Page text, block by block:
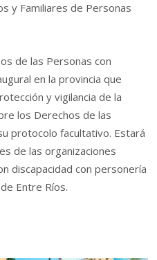
y Familiares de Personas
de las Personas con
en la provincia que
y vigilancia de la
los Derechos de las
protocolo facultativo. Estará
de las organizaciones
discapacidad con personería
Entre Ríos.